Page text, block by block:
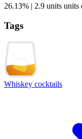
26.13% | 2.9 units units
Tags
Whiskey cocktails